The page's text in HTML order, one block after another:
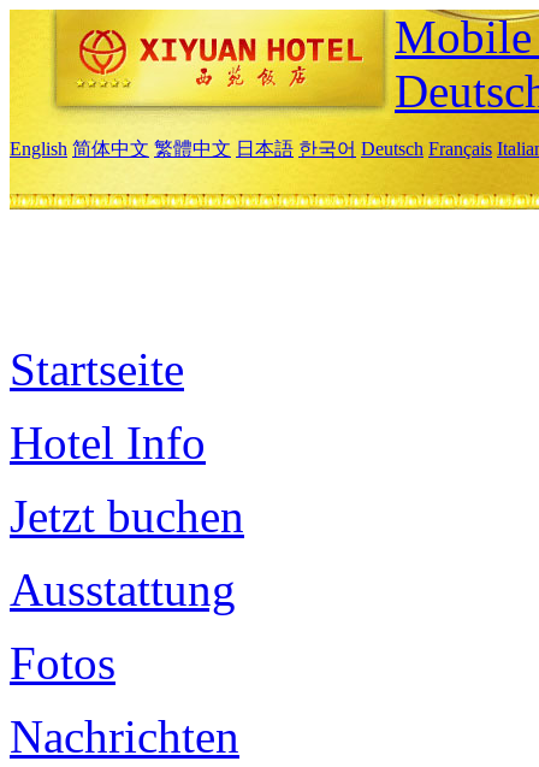
English 简体中文 繁體中文 日本語 한국어 Deutsch Français
Startseite
Hotel Info
Jetzt buchen
Ausstattung
Fotos
Nachrichten